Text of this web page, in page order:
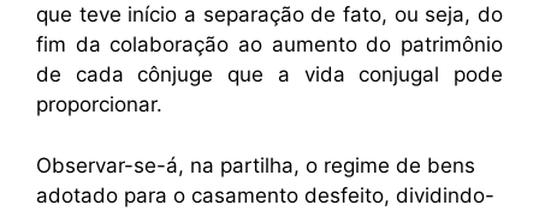
que teve início a separação de fato, ou seja, do
fim da colaboração ao aumento do patrimônio
de cada cônjuge que a vida conjugal pode
proporcionar.
Observar-se-á, na partilha, o regime de bens
adotado para o casamento desfeito, dividindo-